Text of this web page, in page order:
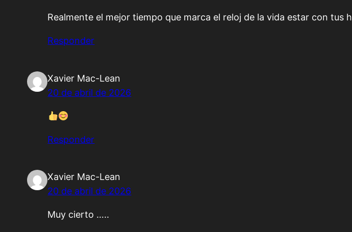
Realmente el mejor tiempo que marca el reloj de la vida estar con tus
Responder
Xavier Mac-Lean
20 de abril de 2026
Responder
Xavier Mac-Lean
20 de abril de 2026
Muy cierto …..